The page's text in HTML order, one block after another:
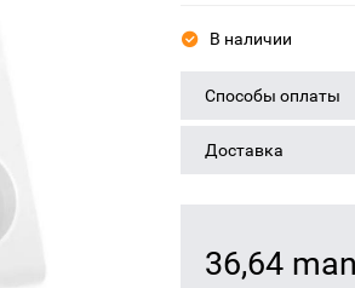
В наличии
Способы оплаты
Доставка
36,64